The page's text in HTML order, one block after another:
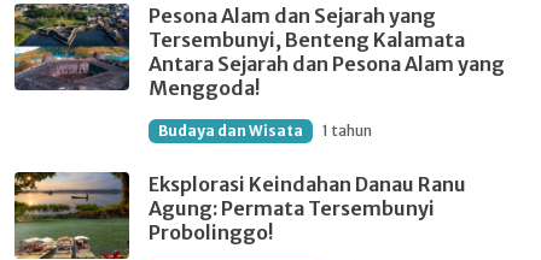
Pesona Alam dan Sejarah yang
Tersembunyi, Benteng Kalamata
Antara Sejarah dan Pesona Alam yang
Menggoda!
Budaya dan Wisata 1 tahun
Eksplorasi Keindahan Danau Ranu
Agung: Permata Tersembunyi
Probolinggo!